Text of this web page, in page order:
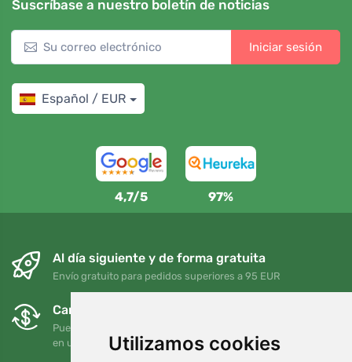
Utilizamos cookies
Suscríbase a nuestro boletín de noticias
Iniciar sesión
Español / EUR
4,7/5 97%
Al día siguiente y de forma gratuita
Envío gratuito para pedidos superiores a 95 EUR
Cambios y devoluciones gratuitos
Puede devolver o cambiar su pedido en cualquier momento
en un plazo de 90 días